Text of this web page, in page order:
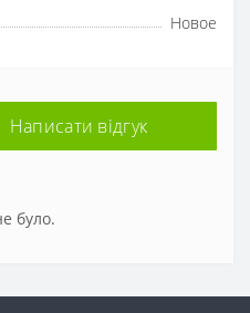
Новое
Написати відгук
було.